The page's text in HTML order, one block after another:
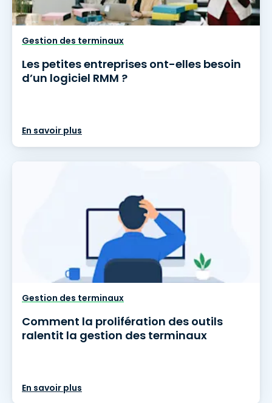
Gestion des terminaux
Les petites entreprises ont-elles besoin
d’un logiciel RMM ?
En savoir plus
Gestion des terminaux
Comment la prolifération des outils
ralentit la gestion des terminaux
En savoir plus